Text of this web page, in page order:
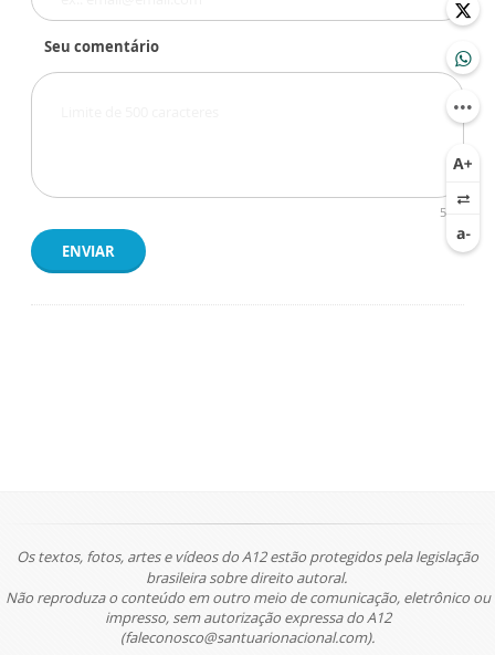
Seu comentário
500
ENVIAR
Os textos, fotos, artes e vídeos do A12 estão protegidos pela legislação
brasileira sobre direito autoral.
Não reproduza o conteúdo em outro meio de comunicação, eletrônico ou
impresso, sem autorização expressa do A12
(faleconosco@santuarionacional.com).